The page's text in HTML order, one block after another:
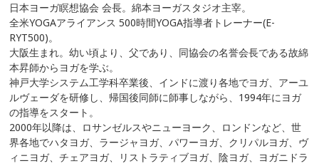
日本ヨーガ瞑想協会 会長。綿本ヨーガスタジオ主宰。
全米YOGAアライアンス 500時間YOGA指導者トレーナー(E-
RYT500)。
大阪生まれ。幼い頃より、父であり、同協会の名誉会長である故綿
本昇師からヨガを学ぶ。
神戸大学システム工学科卒業後、インドに渡り各地でヨガ、アーユ
ルヴェーダを研修し、帰国後同師に師事しながら、1994年にヨガ
の指導をスタート。
2000年以降は、ロサンゼルスやニューヨーク、ロンドンなど、世
界各地でハタヨガ、ラージャヨガ、パワーヨガ、クリパルヨガ、ヴ
ィニヨガ、チェアヨガ、リストラティブヨガ、陰ヨガ、ヨガニドラ